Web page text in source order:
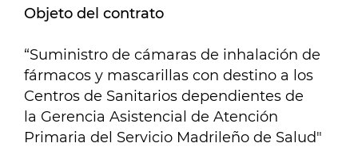
Objeto del contrato
“Suministro de cámaras de inhalación de
fármacos y mascarillas con destino a los
Centros de Sanitarios dependientes de
la Gerencia Asistencial de Atención
Primaria del Servicio Madrileño de Salud"